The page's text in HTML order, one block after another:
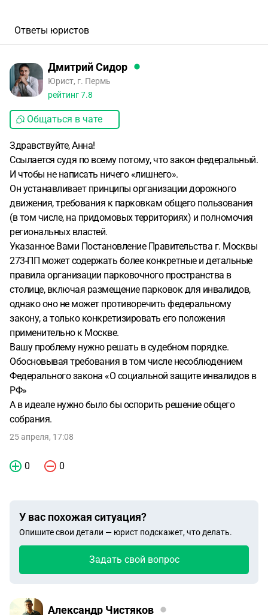
Ответы юристов
Дмитрий Сидор
Юрист, г. Пермь
рейтинг7.8
Общаться в чате
Здравствуйте, Анна!
Ссылается судя по всему потому, что закон федеральный.
И чтобы не написать ничего «лишнего».
Он устанавливает принципы организации дорожного
движения, требования к парковкам общего пользования
(в том числе, на придомовых территориях) и полномочия
региональных властей.
Указанное Вами Постановление Правительства г. Москвы
273-ПП может содержать более конкретные и детальные
правила организации парковочного пространства в
столице, включая размещение парковок для инвалидов,
однако оно не может противоречить федеральному
закону, а только конкретизировать его положения
применительно к Москве.
Вашу проблему нужно решать в судебном порядке.
Обосновывая требования в том числе несоблюдением
Федерального закона «О социальной защите инвалидов в
РФ»
А в идеале нужно было бы оспорить решение общего
собрания.
25 апреля, 17:08
0 0
У вас похожая ситуация?
Опишите свои детали — юрист подскажет, что делать.
Задать свой вопрос
Александр Чистяков